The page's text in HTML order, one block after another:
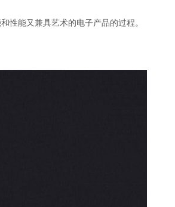
性能又兼具艺术的电子产品的过程。